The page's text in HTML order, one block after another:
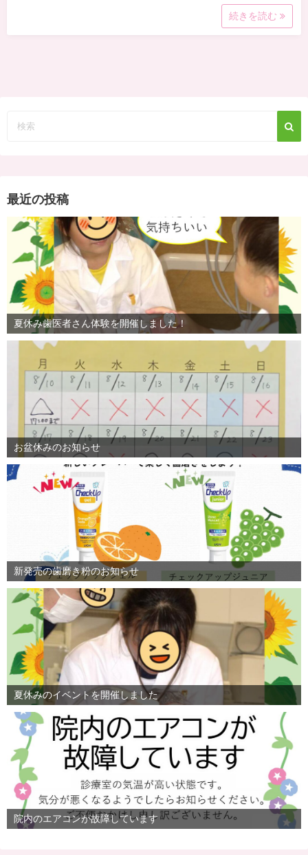
続きを読む
最近の投稿
夏休み歯医者さん体験を開催しました！
お盆休みのお知らせ
新発売の歯磨き粉のお知らせ
夏休みのイベントを開催しました
院内のエアコンが故障しています